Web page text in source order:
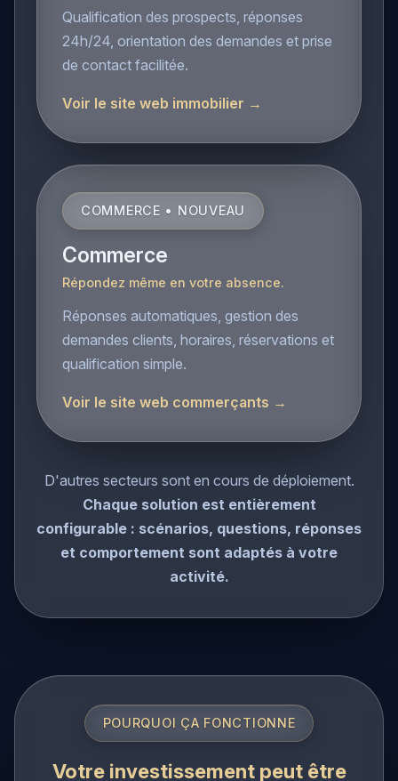
Engagez immédiatement vos visiteurs.
Qualification des prospects, réponses
24h/24, orientation des demandes et prise
de contact facilitée.
Commerce
Répondez même en votre absence.
Réponses automatiques, gestion des
demandes clients, horaires, réservations et
qualification simple.
D'autres secteurs sont en cours de déploiement.
Chaque solution est entièrement
configurable : scénarios, questions, réponses
et comportement sont adaptés à votre